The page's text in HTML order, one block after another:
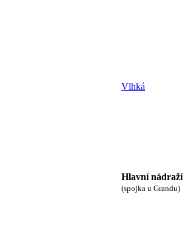
Vlhká
Hlavní nádraží
(spojka u Grandu)